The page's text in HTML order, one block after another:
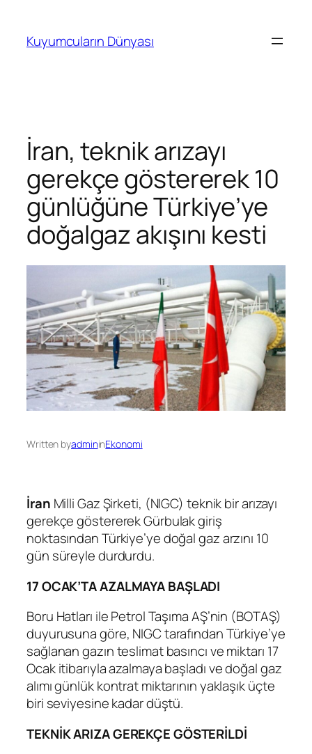
Kuyumcuların Dünyası
İran, teknik arızayı
gerekçe göstererek 10
günlüğüne Türkiye’ye
doğalgaz akışını kesti
Written byadmininEkonomi
İran Milli Gaz Şirketi, (NIGC) teknik bir arızayı
gerekçe göstererek Gürbulak giriş
noktasından Türkiye’ye doğal gaz arzını 10
gün süreyle durdurdu.
17 OCAK’TA AZALMAYA BAŞLADI
Boru Hatları ile Petrol Taşıma AŞ’nin (BOTAŞ)
duyurusuna göre, NIGC tarafından Türkiye’ye
sağlanan gazın teslimat basıncı ve miktarı 17
Ocak itibarıyla azalmaya başladı ve doğal gaz
alımı günlük kontrat miktarının yaklaşık üçte
biri seviyesine kadar düştü.
TEKNİK ARIZA GEREKÇE GÖSTERİLDİ